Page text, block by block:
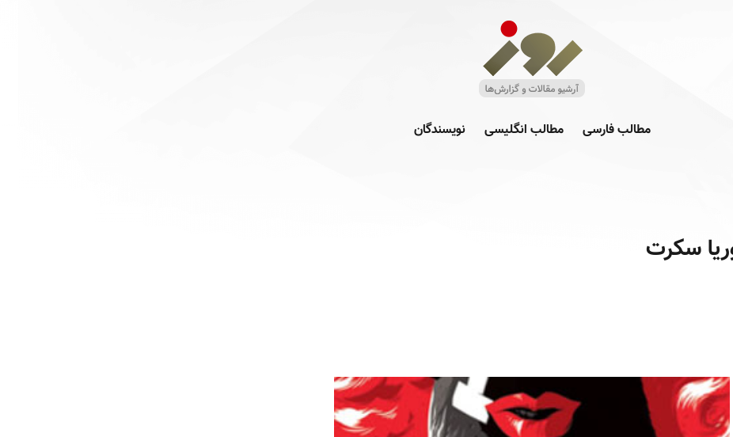
مطالب فارسی مطالب انگلیسی نویسندگان
سکرت